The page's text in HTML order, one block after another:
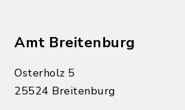
Amt Breitenburg
Osterholz 5
25524 Breitenburg